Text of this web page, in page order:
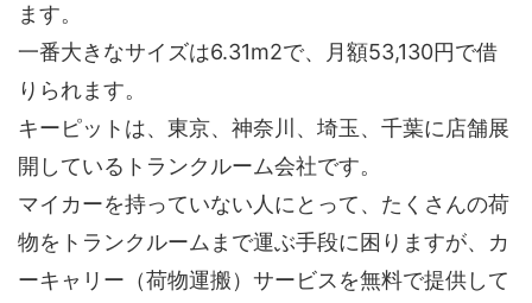
ます。
一番大きなサイズは6.31m2で、月額53,130円で借
りられます。
キーピットは、東京、神奈川、埼玉、千葉に店舗展
開しているトランクルーム会社です。
マイカーを持っていない人にとって、たくさんの荷
物をトランクルームまで運ぶ手段に困りますが、カ
ーキャリー（荷物運搬）サービスを無料で提供して